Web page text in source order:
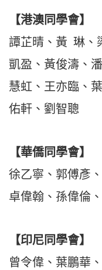
【港澳同學會】
譚芷晴、黃 琳、
凱盈、黃俊濤、
慧虹、王亦臨、
佑軒、劉智聰
【華僑同學會】
徐乙寧、郭傅彥
卓偉翰、孫偉倫
【印尼同學會】
曾令偉、葉鵬華